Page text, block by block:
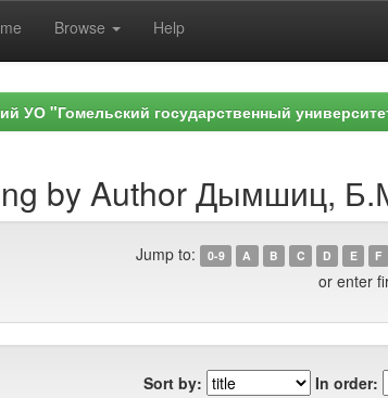
Browse Help
УО "Гомельский государственный
by Author Дымшиц,
Jump to: 0-9 A B C D E F
or enter
Sort by: In order: